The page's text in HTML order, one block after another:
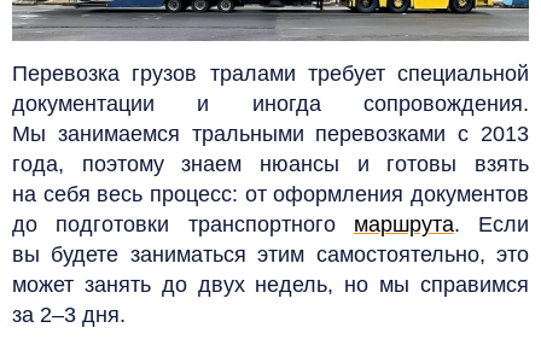
Перевозка грузов тралами требует специальной
документации и иногда сопровождения.
Мы занимаемся тральными перевозками с 2013
года, поэтому знаем нюансы и готовы взять
на себя весь процесс: от оформления документов
до подготовки транспортного маршрута. Если
вы будете заниматься этим самостоятельно, это
может занять до двух недель, но мы справимся
за 2–3 дня.